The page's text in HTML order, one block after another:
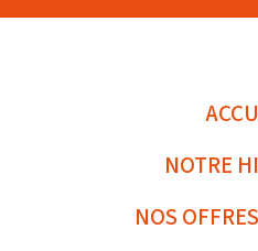
NOTRE
NOS